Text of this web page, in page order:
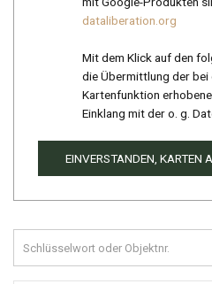
dataliberation.org
Mit dem Klick auf den
die Übermittlung der bei
Kartenfunktion
Einklang mit der o. g.
EINVERSTANDEN, KARTEN